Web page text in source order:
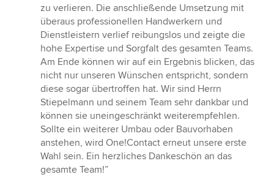
zu verlieren. Die anschließende Umsetzung mit
überaus professionellen Handwerkern und
Dienstleistern verlief reibungslos und zeigte die
hohe Expertise und Sorgfalt des gesamten Teams.
Am Ende können wir auf ein Ergebnis blicken, das
nicht nur unseren Wünschen entspricht, sondern
diese sogar übertroffen hat. Wir sind Herrn
Stiepelmann und seinem Team sehr dankbar und
können sie uneingeschränkt weiterempfehlen.
Sollte ein weiterer Umbau oder Bauvorhaben
anstehen, wird One!Contact erneut unsere erste
Wahl sein. Ein herzliches Dankeschön an das
gesamte Team!”